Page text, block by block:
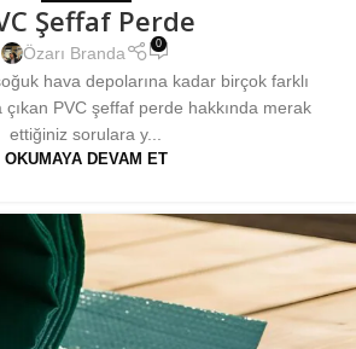
Şeffaf Perde
Özarı Branda 0
hava depolarına kadar birçok farklı
çıkan PVC şeffaf perde hakkında merak
ettiğiniz sorulara y...
OKUMAYA DEVAM ET